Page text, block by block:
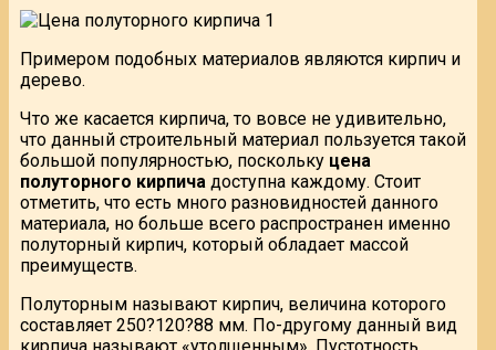
Примером подобных материалов являются кирпич и
дерево.
Что же касается кирпича, то вовсе не удивительно,
что данный строительный материал пользуется такой
большой популярностью, поскольку цена
полуторного кирпича доступна каждому. Стоит
отметить, что есть много разновидностей данного
материала, но больше всего распространен именно
полуторный кирпич, который обладает массой
преимуществ.
Полуторным называют кирпич, величина которого
составляет 250?120?88 мм. По-другому данный вид